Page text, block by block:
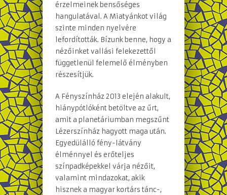
érzelmeinek bensőséges
hangulatával. A Miatyánkot világ
szinte minden nyelvére
lefordították. Bízunk benne, hogy a
nézőinket vallási felekezettől
függetlenül felemelő élményben
részesítjük.
A Fényszínház 2013 elején alakult,
hiánypótlóként betöltve az űrt,
amit a planetáriumban megszűnt
Lézerszínház hagyott maga után.
Egyedülálló fény-látvány
élménnyel és erőteljes
színpadképekkel várja nézőit,
valamint mindazokat, akik
hisznek a magyar kortárs tánc-,